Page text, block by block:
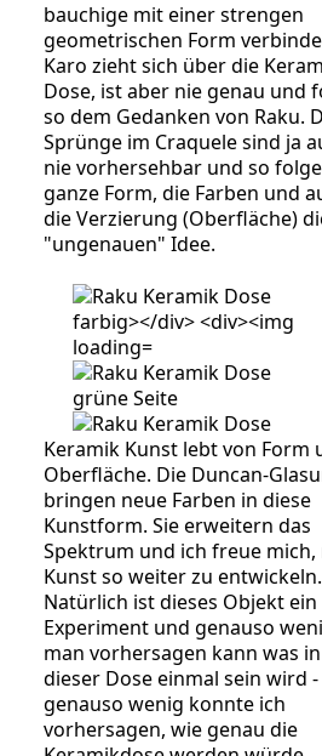
bauchige mit einer strengen
geometrischen Form
Karo zieht sich über die
Dose, ist aber nie genau und
so dem Gedanken von Raku.
Sprünge im Craquele sind ja
nie vorhersehbar und so
ganze Form, die Farben und
die Verzierung (Oberfläche)
"ungenauen" Idee.
Keramik Kunst lebt von Form
Oberfläche. Die Duncan-
bringen neue Farben in diese
Kunstform. Sie erweitern das
Spektrum und ich freue mich,
Kunst so weiter zu entwickeln.
Natürlich ist dieses Objekt ein
Experiment und genauso
man vorhersagen kann was in
dieser Dose einmal sein wird -
genauso wenig konnte ich
vorhersagen, wie genau die